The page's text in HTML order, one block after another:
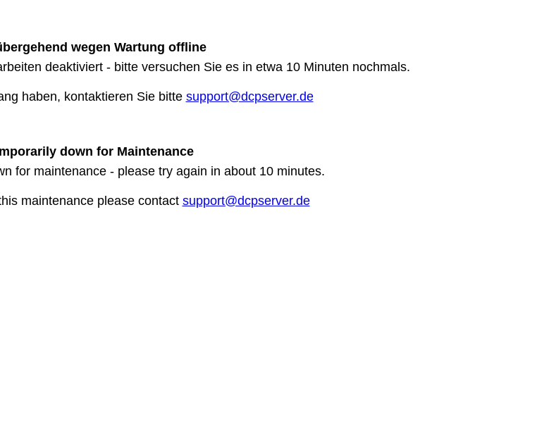
wegen Wartung offline
deaktiviert - bitte versuchen Sie es in etwa 10 Minuten nochmals.
haben, kontaktieren Sie bitte support@dcpserver.de
down for Maintenance
for maintenance - please try again in about 10 minutes.
maintenance please contact support@dcpserver.de